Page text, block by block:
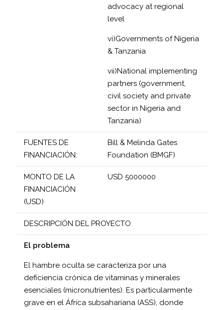
advocacy at regional
level
vi)Governments of Nigeria
& Tanzania
vii)National implementing
partners (government,
civil society and private
sector in Nigeria and
Tanzania)
FUENTES DE
FINANCIACIÓN:
Bill & Melinda Gates
Foundation (BMGF)
MONTO DE LA
FINANCIACIÓN
(USD)
USD 5000000
DESCRIPCIÓN DEL PROYECTO
El problema
El hambre oculta se caracteriza por una
deficiencia crónica de vitaminas y minerales
esenciales (micronutrientes). Es particularmente
grave en el África subsahariana (ASS), donde